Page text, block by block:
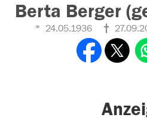
Berta Berger
24.05.1936